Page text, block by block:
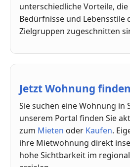
unterschiedliche Vorteile,
Bedürfnisse und Lebensstile
Zielgruppen zugeschnitten
Jetzt Wohnung finden
Sie suchen eine Wohnung in
unserem Portal finden Sie
zum Mieten oder Kaufen.
ihre Mietwohnung direkt
hohe Sichtbarkeit im